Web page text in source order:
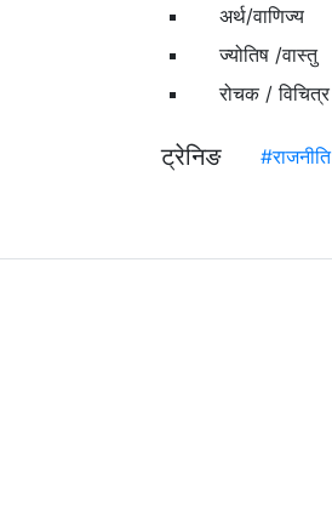
अर्थ/वाणिज्य
ज्योतिष /वास्तु
रोचक / विचित्र
ट्रेनिङ #राजनीति